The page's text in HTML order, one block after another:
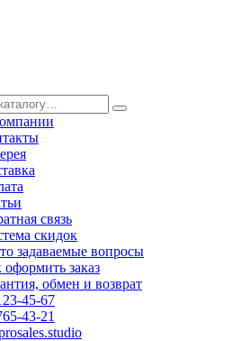
связь
скидок
задаваемые вопросы
оформить заказ
обмен и возврат
45-67
43-21